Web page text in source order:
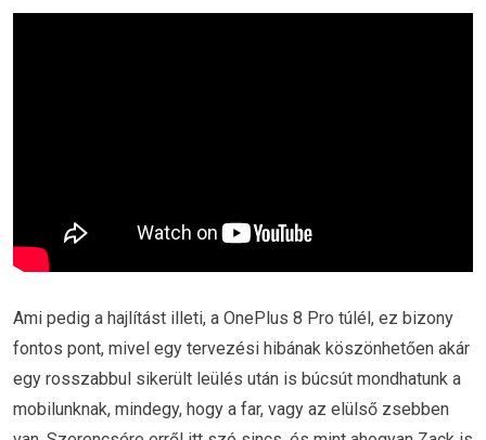
Ami pedig a hajlítást illeti, a OnePlus 8 Pro túlél, ez bizony
fontos pont, mivel egy tervezési hibának köszönhetően akár
egy rosszabbul sikerült leülés után is búcsút mondhatunk a
mobilunknak, mindegy, hogy a far, vagy az elülső zsebben